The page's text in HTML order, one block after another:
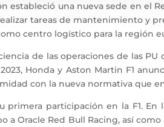
estableció una nueva sede en el
tareas de mantenimiento y
centro logístico para la región
de las operaciones de las
Honda y Aston Martin F1
con la nueva normativa que
primera participación en la F1.
Oracle Red Bull Racing, así